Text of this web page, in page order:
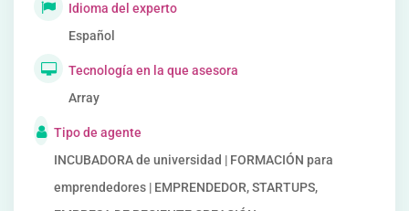
Idioma del experto
Español
Tecnología en la que asesora
Array
Tipo de agente
INCUBADORA de universidad | FORMACIÓN para
emprendedores | EMPRENDEDOR, STARTUPS,